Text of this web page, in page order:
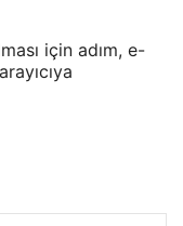
için adım, e-